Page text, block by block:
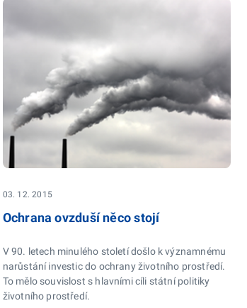
03. 12. 2015
Ochrana ovzduší něco stojí
V 90. letech minulého století došlo k významnému
narůstání investic do ochrany životního prostředí.
To mělo souvislost s hlavními cíli státní politiky
životního prostředí.